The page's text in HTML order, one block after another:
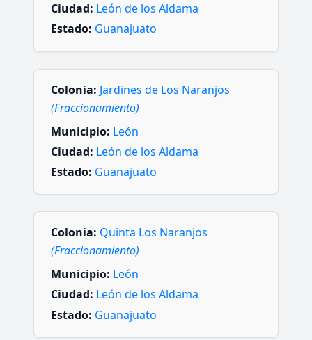
Ciudad: León de los Aldama
Estado: Guanajuato
Colonia: Jardines de Los Naranjos
(Fraccionamiento)
Municipio: León
Ciudad: León de los Aldama
Estado: Guanajuato
Colonia: Quinta Los Naranjos
(Fraccionamiento)
Municipio: León
Ciudad: León de los Aldama
Estado: Guanajuato